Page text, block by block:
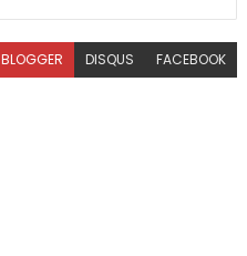
BLOGGER DISQUS FACEBOOK